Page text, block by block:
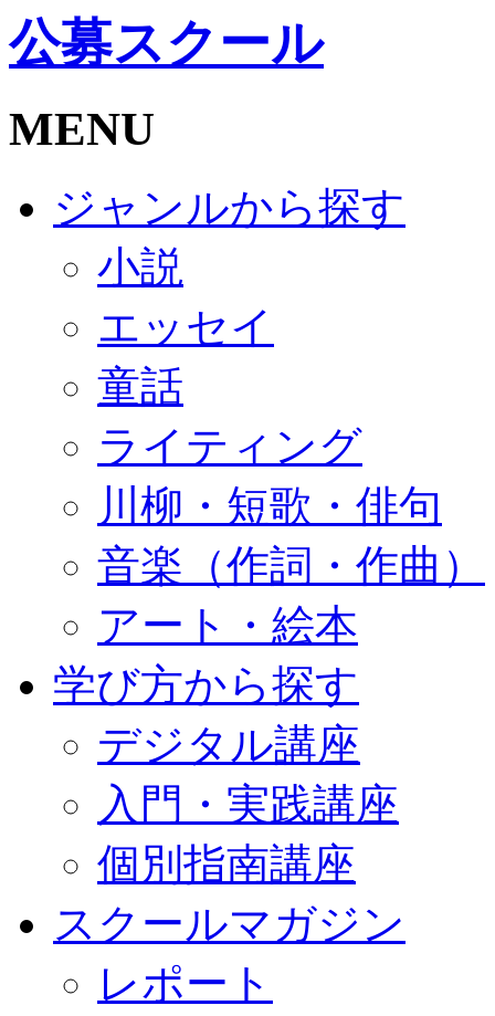
公募スクール
MENU
ジャンルから探す
小説
エッセイ
童話
ライティング
川柳・短歌・俳句
音楽（作詞・作曲）
アート・絵本
学び方から探す
デジタル講座
入門・実践講座
個別指南講座
スクールマガジン
レポート